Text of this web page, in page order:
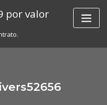
por valor